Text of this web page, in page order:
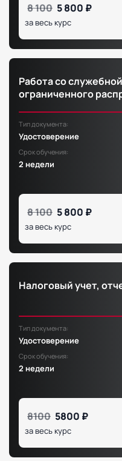
8 100 5 800 ₽
за весь курс
Работа со
ограниченного
Тип документа:
Удостоверение
Срок обучения:
2 недели
8 100 5 800 ₽
за весь курс
Налоговый учет,
Тип документа:
Удостоверение
Срок обучения:
2 недели
8100 5800 ₽
за весь курс